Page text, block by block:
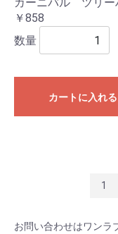
￥858
数量
カートに入れる
1
お問い合わせはワンラ